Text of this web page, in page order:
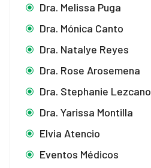
Dra. Melissa Puga
Dra. Mónica Canto
Dra. Natalye Reyes
Dra. Rose Arosemena
Dra. Stephanie Lezcano
Dra. Yarissa Montilla
Elvia Atencio
Eventos Médicos